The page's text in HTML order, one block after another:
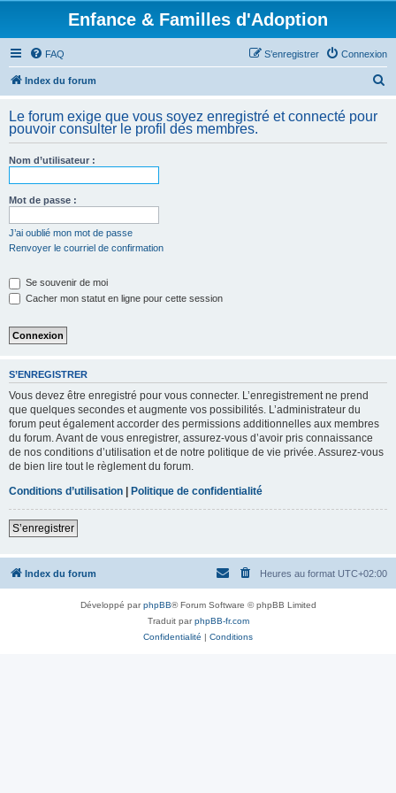
Enfance & Familles d'Adoption
FAQ Connexion
S’enregistrer
Index du forum
h
Le forum exige que vous soyez enregistré et connecté pour
pouvoir consulter le profil des membres.
Nom d’utilisateur :
Mot de passe :
J’ai oublié mon mot de passe
Renvoyer le courriel de confirmation
Se souvenir de moi
Cacher mon statut en ligne pour cette session
S’ENREGISTRER
Vous devez être enregistré pour vous connecter. L’enregistrement ne prend
que quelques secondes et augmente vos possibilités. L’administrateur du
forum peut également accorder des permissions additionnelles aux membres
du forum. Avant de vous enregistrer, assurez-vous d’avoir pris connaissance
de nos conditions d’utilisation et de notre politique de vie privée. Assurez-vous
de bien lire tout le règlement du forum.
Conditions d’utilisation | Politique de confidentialité
S’enregistrer
Index du forum Heures au format UTC+02:00
Développé parphpBB® Forum Software © phpBB Limited
Traduit parphpBB-fr.com
Confidentialité | Conditions